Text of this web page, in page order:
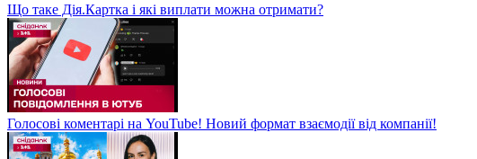
Що таке Дія.Картка і які виплати можна отримати?
Голосові коментарі на YouTube! Новий формат взаємодії від компанії!